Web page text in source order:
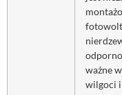
ważne
wilgoci i